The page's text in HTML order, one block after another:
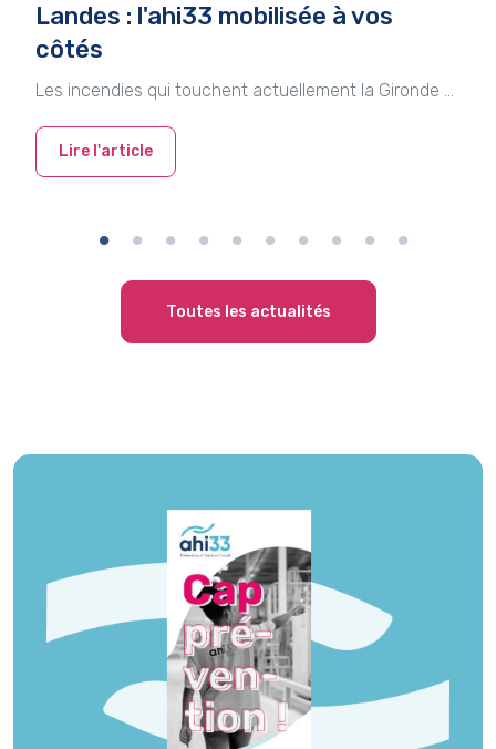
Landes : l'ahi33 mobilisée à vos
côtés
Les incendies qui touchent actuellement la Gironde et les Landes impactent de nombreuses entreprises, les employeurs, leurs salariés et leurs familles.
Lire l'article
Toutes les actualités